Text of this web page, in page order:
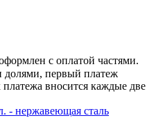
с оплатой частями.
долями, первый платеж
платежа вносится каждые две
- нержавеющая сталь